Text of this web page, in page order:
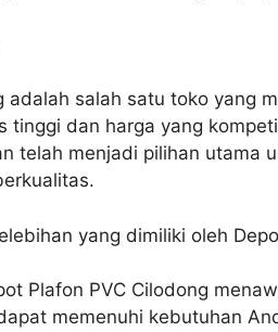
adalah salah satu toko yang
tinggi dan harga yang
telah menjadi pilihan utama
yang dimiliki oleh
Plafon PVC Cilodong
memenuhi kebutuhan